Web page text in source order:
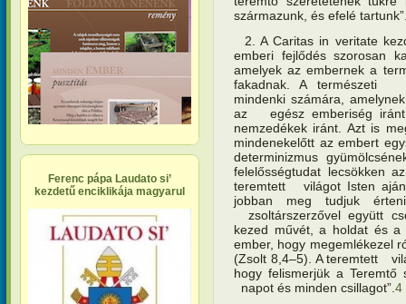
Ferenc pápa Laudato si’
kezdetű enciklikája magyarul
származunk, és efelé
2. A Caritas in veritate
emberi fejlődés szorosan
amelyek az embernek a
fakadnak. A természeti
mindenki számára,
az egész emberiség
nemzedékek iránt. Azt is
mindenekelőtt az embert
determinizmus
felelősségtudat lecsökken
teremtett világot Isten
jobban meg tudjuk
zsoltárszerzővel együtt
kezed művét, a holdat és
ember, hogy megemlékezel
(Zsolt 8,4–5). A teremtett
hogy felismerjük a Teremtő
napot és minden csillagot”. 4